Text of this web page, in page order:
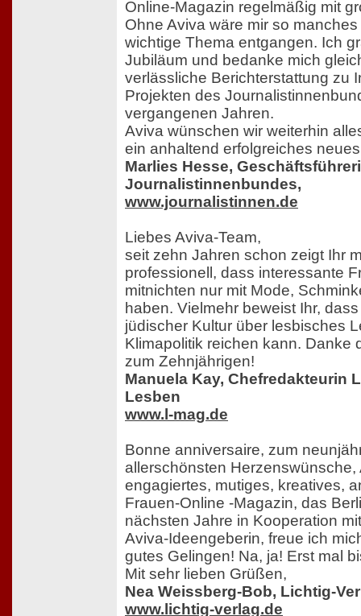
Online-Magazin regelmäßig mit
Ohne Aviva wäre mir so
wichtige Thema entgangen. Ich
Jubiläum und bedanke mich
verlässliche Berichterstattung zu
Projekten des
vergangenen Jahren.
Aviva wünschen wir weiterhin
ein anhaltend erfolgreiches
Marlies Hesse,
Journalistinnenbundes,
www.journalistinnen.de
Liebes Aviva-Team,
seit zehn Jahren schon zeigt Ihr
professionell, dass interessante
mitnichten nur mit Mode,
haben. Vielmehr beweist Ihr,
jüdischer Kultur über lesbisches
Klimapolitik reichen kann. Danke
zum Zehnjährigen!
Manuela Kay, Chefredakteurin
Lesben
www.l-mag.de
Bonne anniversaire, zum
allerschönsten Herzenswünsche,
engagiertes, mutiges, kreatives,
Frauen-Online -Magazin, das
nächsten Jahre in Kooperation
Aviva-Ideengeberin, freue ich
gutes Gelingen! Na, ja! Erst mal
Mit sehr lieben Grüßen,
Nea Weissberg-Bob, Lichtig-
www.lichtig-verlag.de